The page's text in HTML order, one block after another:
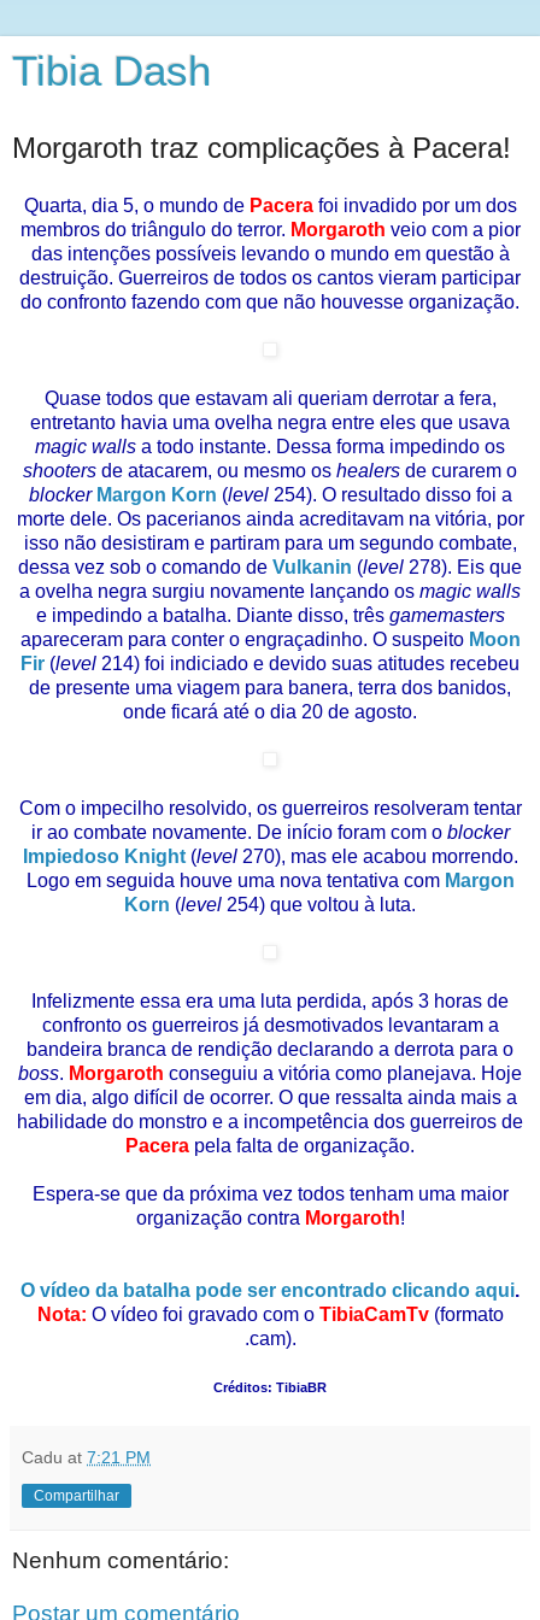
Tibia Dash
Morgaroth traz complicações à Pacera!
Quarta, dia 5, o mundo de Pacerafoi invadido por um dos
membros do triângulo do terror. Morgaroth veio com a pior
das intenções possíveis levando o mundo em questão à
destruição. Guerreiros de todos os cantos vieram participar
do confronto fazendo com que não houvesse organização.
Quase todos que estavam ali queriam derrotar a fera,
entretanto havia uma ovelha negra entre eles que usava
magic walls a todo instante. Dessa forma impedindo os
shooters de atacarem, ou mesmo os healers de curarem o
blocker Margon Korn (level254). O resultado disso foi a
morte dele. Os pacerianos ainda acreditavam na vitória, por
isso não desistiram e partiram para um segundo combate,
dessa vez sob o comando de Vulkanin (level 278). Eis que
a ovelha negra surgiu novamente lançando os magic walls
e impedindo a batalha. Diante disso, três gamemasters
apareceram para conter o engraçadinho. O suspeito Moon
Fir (level 214) foi indiciado e devido suas atitudes recebeu
de presente uma viagem para banera, terra dos banidos,
onde ficará até o dia 20 de agosto.
Com o impecilho resolvido, os guerreiros resolveram tentar
ir ao combate novamente. De início foram com oblocker
Impiedoso Knight(level 270), mas ele acabou morrendo.
Logo em seguida houve uma nova tentativa com Margon
Korn (level 254) que voltou à luta.
Infelizmente essa era uma luta perdida, após 3 horas de
confronto os guerreiros já desmotivados levantaram a
bandeira branca de rendição declarando a derrota para o
boss. Morgaroth conseguiu a vitória como planejava. Hoje
em dia, algo difícil de ocorrer. O que ressalta ainda mais a
habilidade do monstro e a incompetência dos guerreiros de
Pacera pela falta de organização.
Espera-se que da próxima vez todos tenham uma maior
organização contra Morgaroth!
O vídeo da batalha pode ser encontrado clicando aqui.
Nota: O vídeo foi gravado com oTibiaCamTv (formato
.cam).
Créditos: TibiaBR
Cadu at 7:21 PM
Compartilhar
Nenhum comentário:
Postar um comentário